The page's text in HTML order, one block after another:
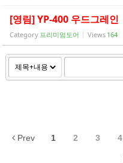
[영림] YP-400 우드그레인
Category 프리미엄도어 Views 164
Prev 1 2 3 4